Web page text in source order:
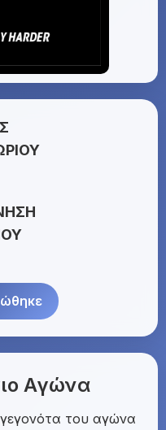
Αγώνα
του αγώνα